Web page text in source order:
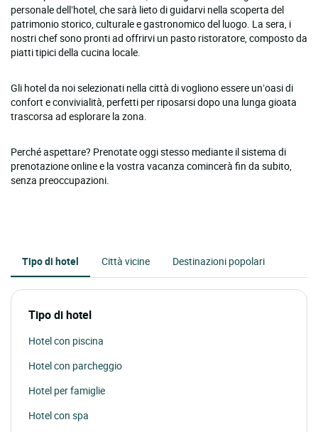
personale dell’hotel, che sarà lieto di guidarvi nella scoperta del
patrimonio storico, culturale e gastronomico del luogo. La sera, i
nostri chef sono pronti ad offrirvi un pasto ristoratore, composto da
piatti tipici della cucina locale.
Gli hotel da noi selezionati nella città di vogliono essere un’oasi di
confort e convivialità, perfetti per riposarsi dopo una lunga gioata
trascorsa ad esplorare la zona.
Perché aspettare? Prenotate oggi stesso mediante il sistema di
prenotazione online e la vostra vacanza comincerà fin da subito,
senza preoccupazioni.
Tipo di hotel Città vicine Destinazioni popolari
Tipo di hotel
Hotel con piscina
Hotel con parcheggio
Hotel per famiglie
Hotel con spa